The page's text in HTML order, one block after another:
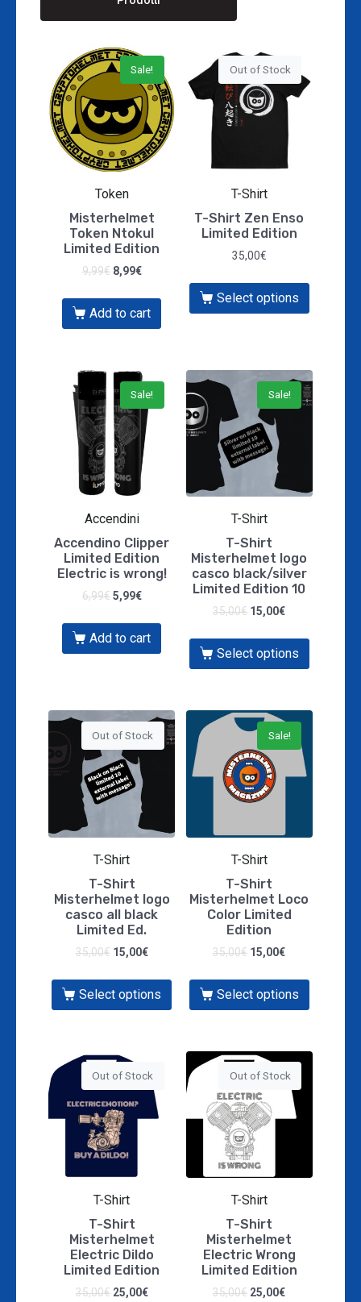
Sale!
Token
Misterhelmet
Token Ntokul
Limited Edition
9,99€ 8,99€
Add to cart
Out of Stock
T-Shirt
T-Shirt Zen Enso
Limited Edition
35,00€
Select options
Sale!
Accendini
Accendino Clipper
Limited Edition
Electric is wrong!
6,99€ 5,99€
Add to cart
Sale!
T-Shirt
T-Shirt
Misterhelmet logo
casco black/silver
Limited Edition 10
35,00€ 15,00€
Select options
Out of Stock
T-Shirt
T-Shirt
Misterhelmet logo
casco all black
Limited Ed.
35,00€ 15,00€
Select options
Sale!
T-Shirt
T-Shirt
Misterhelmet Loco
Color Limited
Edition
35,00€ 15,00€
Select options
Out of Stock
T-Shirt
T-Shirt
Misterhelmet
Electric Dildo
Limited Edition
35,00€ 25,00€
Out of Stock
T-Shirt
T-Shirt
Misterhelmet
Electric Wrong
Limited Edition
35,00€ 25,00€